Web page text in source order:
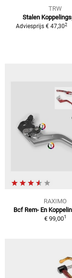
TRW
Stalen
Adviesprijs € 47,302
RAXIMO
Bcf Rem- En
€ 99,001